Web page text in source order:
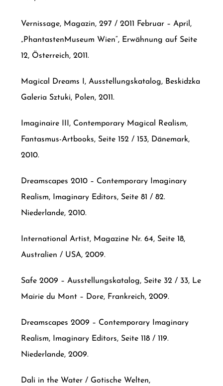
Vernissage, Magazin, 297 / 2011 Februar – April,
„PhantastenMuseum Wien“, Erwähnung auf Seite
12, Österreich, 2011.
Magical Dreams I, Ausstellungskatalog, Beskidzka
Galeria Sztuki, Polen, 2011.
Imaginaire III, Contemporary Magical Realism,
Fantasmus-Artbooks, Seite 152 / 153, Dänemark,
2010.
Dreamscapes 2010 – Contemporary Imaginary
Realism, Imaginary Editors, Seite 81 / 82.
Niederlande, 2010.
International Artist, Magazine Nr. 64, Seite 18,
Australien / USA, 2009.
Safe 2009 – Ausstellungskatalog, Seite 32 / 33, Le
Mairie du Mont – Dore, Frankreich, 2009.
Dreamscapes 2009 – Contemporary Imaginary
Realism, Imaginary Editors, Seite 118 / 119.
Niederlande, 2009.
Dali in the Water / Gotische Welten,